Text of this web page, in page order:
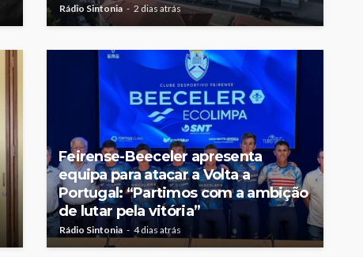
Rádio Sintonia 2 dias atrás
Feirense-Beeceler apresenta
equipa para atacar a Volta a
Portugal: “Partimos com a ambição
de lutar pela vitória”
Rádio Sintonia 4 dias atrás